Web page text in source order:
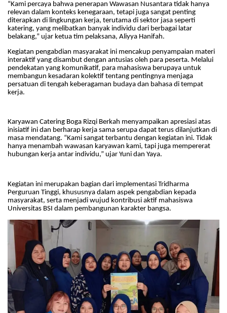
“Kami percaya bahwa penerapan Wawasan Nusantara tidak hanya
relevan dalam konteks kenegaraan, tetapi juga sangat penting
diterapkan di lingkungan kerja, terutama di sektor jasa seperti
katering, yang melibatkan banyak individu dari berbagai latar
belakang,” ujar ketua tim pelaksana, Aliyya Hanifah.
Kegiatan pengabdian masyarakat ini mencakup penyampaian materi
interaktif yang disambut dengan antusias oleh para peserta. Melalui
pendekatan yang komunikatif, para mahasiswa berupaya untuk
membangun kesadaran kolektif tentang pentingnya menjaga
persatuan di tengah keberagaman budaya dan bahasa di tempat
kerja.
Karyawan Catering Boga Rizqi Berkah menyampaikan apresiasi atas
inisiatif ini dan berharap kerja sama serupa dapat terus dilanjutkan di
masa mendatang. “Kami sangat terbantu dengan kegiatan ini. Tidak
hanya menambah wawasan karyawan kami, tapi juga mempererat
hubungan kerja antar individu,” ujar Yuni dan Yaya.
Kegiatan ini merupakan bagian dari implementasi Tridharma
Perguruan Tinggi, khususnya dalam aspek pengabdian kepada
masyarakat, serta menjadi wujud kontribusi aktif mahasiswa
Universitas BSI dalam pembangunan karakter bangsa.